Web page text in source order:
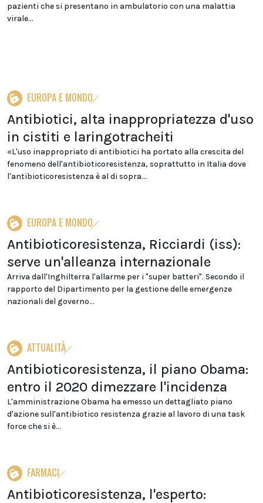
pazienti che si presentano in ambulatorio con una malattia
virale...
EUROPA E MONDO
Antibiotici, alta inappropriatezza d'uso
in cistiti e laringotracheiti
«L'uso inappropriato di antibiotici ha portato alla crescita del
fenomeno dell'antibioticoresistenza, soprattutto in Italia dove
l'antibioticoresistenza è al di sopra...
EUROPA E MONDO
Antibioticoresistenza, Ricciardi (iss):
serve un'alleanza internazionale
Arriva dall'Inghilterra l'allarme per i "super batteri". Secondo il
rapporto del Dipartimento per la gestione delle emergenze
nazionali del governo...
ATTUALITÀ
Antibioticoresistenza, il piano Obama:
entro il 2020 dimezzare l'incidenza
L'amministrazione Obama ha emesso un dettagliato piano
d'azione sull'antibiotico resistenza grazie al lavoro di una task
force che si è...
FARMACI
Antibioticoresistenza, l'esperto: